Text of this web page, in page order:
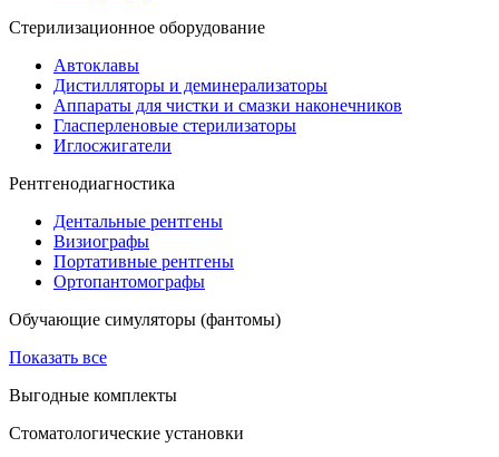
Стерилизационное оборудование
Автоклавы
Дистилляторы и деминерализаторы
Аппараты для чистки и смазки наконечников
Гласперленовые стерилизаторы
Иглосжигатели
Рентгенодиагностика
Дентальные рентгены
Визиографы
Портативные рентгены
Ортопантомографы
Обучающие симуляторы (фантомы)
Показать все
Выгодные комплекты
Стоматологические установки